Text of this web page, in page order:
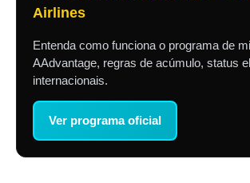
Airlines
Entenda como funciona o programa de
AAdvantage, regras de acúmulo, status
internacionais.
Ver programa oficial